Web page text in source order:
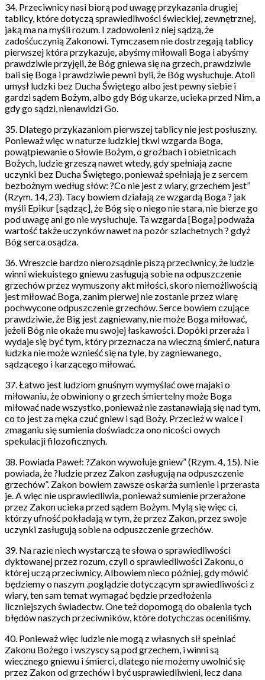
34. Przeciwnicy nasi biorą pod uwagę przykazania drugiej
tablicy, które dotyczą sprawiedliwości świeckiej, zewnętrznej,
jaką ma na myśli rozum. I zadowoleni z niej sądzą, że
zadośćuczynią Zakonowi. Tymczasem nie dostrzegają tablicy
pierwszej która przykazuje, abyśmy miłowali Boga i abyśmy
prawdziwie przyjęli, że Bóg gniewa się na grzech, prawdziwie
bali się Boga i prawdziwie pewni byli, że Bóg wysłuchuje. Atoli
umysł ludzki bez Ducha Świętego albo jest pewny siebie i
gardzi sądem Bożym, albo gdy Bóg ukarze, ucieka przed Nim, a
gdy go sądzi, nienawidzi Go.
35. Dlatego przykazaniom pierwszej tablicy nie jest posłuszny.
Ponieważ więc w naturze ludzkiej tkwi wzgarda Boga,
powątpiewanie o Słowie Bożym, o groźbach i obietnicach
Bożych, ludzie grzeszą nawet wtedy, gdy spełniają zacne
uczynki bez Ducha Świętego, ponieważ spełniają je z sercem
bezbożnym według słów: ?Co nie jest z wiary, grzechem jest”
(Rzym. 14, 23). Tacy bowiem działają ze wzgardą Boga ? jak
myśli Epikur [sądząc], że Bóg się o niego nie stara, nie bierze go
pod uwagę ani go nie wysłuchuje. Ta wzgarda [Boga] podważa
wartość także uczynków nawet na pozór szlachetnych ? gdyż
Bóg serca osądza.
36. Wreszcie bardzo nierozsądnie piszą przeciwnicy, że ludzie
winni wiekuistego gniewu zasługują sobie na odpuszczenie
grzechów przez wymuszony akt miłości, skoro niemożliwością
jest miłować Boga, zanim pierwej nie zostanie przez wiarę
pochwycone odpuszczenie grzechów. Serce bowiem czujące
prawdziwie, że Big jest zagniewany, nie może Boga miłować,
jeżeli Bóg nie okaże mu swojej łaskawości. Dopóki przeraża i
wydaje się być tym, który przeznacza na wieczną śmierć, natura
ludzka nie może wznieść się na tyle, by zagniewanego,
sądzącego i karzącego miłować.
37. Łatwo jest ludziom gnuśnym wymyślać owe majaki o
miłowaniu, że obwiniony o grzech śmiertelny może Boga
miłować nade wszystko, ponieważ nie zastanawiają się nad tym,
co to jest za męka czuć gniew i sąd Boży. Przecież w walce i
zmaganiu się sumienia doświadcza ono nicości owych
spekulacji filozoficznych.
38. Powiada Paweł: ?Zakon wywołuje gniew” (Rzym. 4, 15). Nie
powiada, że ?ludzie przez Zakon zasługują na odpuszczenie
grzechów”. Zakon bowiem zawsze oskarża sumienie i przerasta
je. A więc nie usprawiedliwia, ponieważ sumienie przerażone
przez Zakon ucieka przed sądem Bożym. Mylą się więc ci,
którzy ufność pokładają w tym, że przez Zakon, przez swoje
uczynki zasługują sobie na odpuszczenie grzechów.
39. Na razie niech wystarczą te słowa o sprawiedliwości
dyktowanej przez rozum, czyli o sprawiedliwości Zakonu, o
której uczą przeciwnicy. Albowiem nieco później, gdy mówić
będziemy o naszym .poglądzie dotyczącym sprawiedliwości z
wiary, ten sam temat wymagać będzie przedłożenia
liczniejszych świadectw. One też dopomogą do obalenia tych
błędów naszych przeciwników, które dotychczas oceniliśmy.
40. Ponieważ więc ludzie nie mogą z własnych sił spełniać
Zakonu Bożego i wszyscy są pod grzechem, i winni są
wiecznego gniewu i śmierci, dlatego nie możemy uwolnić się
przez Zakon od grzechów i być usprawiedliwieni, lecz dana